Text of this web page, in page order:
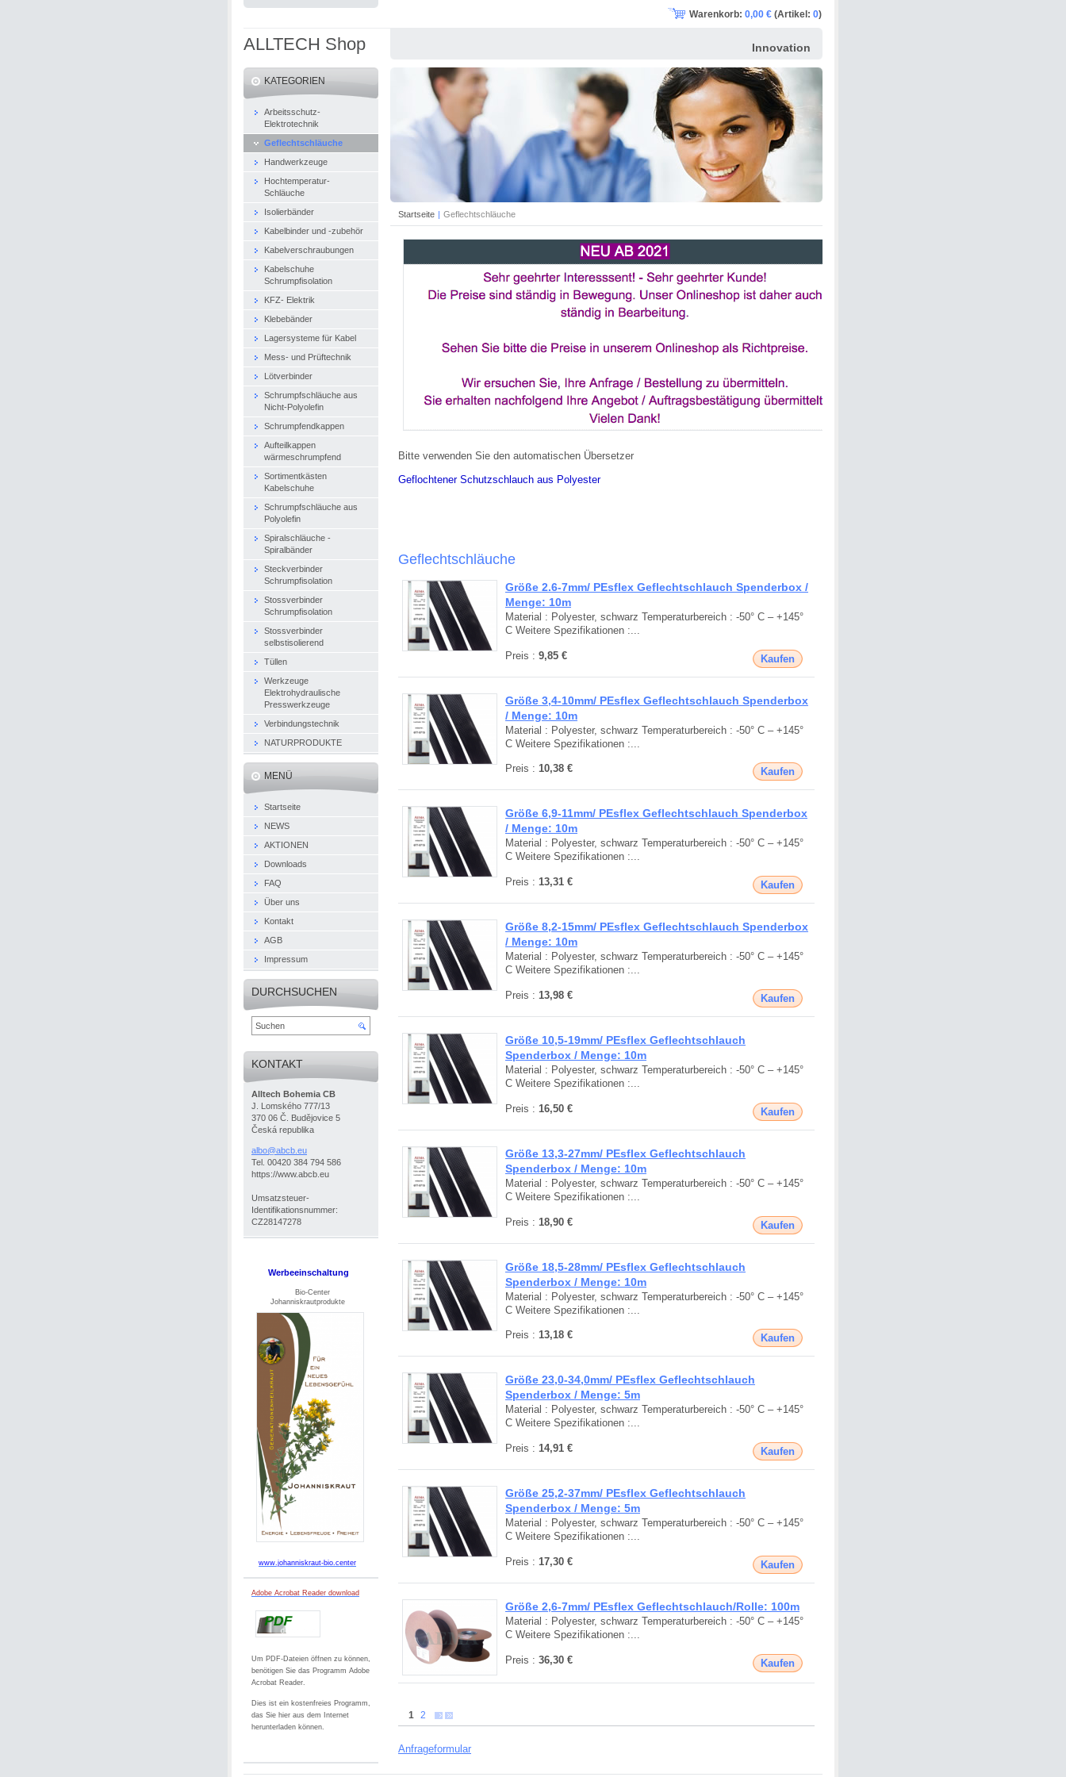
ALLTECH Shop Innovation
Startseite | Geflechtschläuche
Bitte verwenden Sie den automatischen Übersetzer
Geflochtener Schutzschlauch aus Polyester
Geflechtschläuche
Größe 2.6-7mm/ PEsflex Geflechtschlauch Spenderbox /
Menge: 10m
Material : Polyester, schwarz Temperaturbereich : -50° C – +145°
C Weitere Spezifikationen :...
Kaufen
Preis : 9,85 €
Größe 3,4-10mm/ PEsflex Geflechtschlauch Spenderbox
/ Menge: 10m
Material : Polyester, schwarz Temperaturbereich : -50° C – +145°
C Weitere Spezifikationen :...
Kaufen
Preis : 10,38 €
Größe 6,9-11mm/ PEsflex Geflechtschlauch Spenderbox
/ Menge: 10m
Material : Polyester, schwarz Temperaturbereich : -50° C – +145°
C Weitere Spezifikationen :...
Kaufen
Preis : 13,31 €
Größe 8,2-15mm/ PEsflex Geflechtschlauch Spenderbox
/ Menge: 10m
Material : Polyester, schwarz Temperaturbereich : -50° C – +145°
C Weitere Spezifikationen :...
Kaufen
Preis : 13,98 €
Größe 10,5-19mm/ PEsflex Geflechtschlauch
Spenderbox / Menge: 10m
Material : Polyester, schwarz Temperaturbereich : -50° C – +145°
C Weitere Spezifikationen :...
Kaufen
Preis : 16,50 €
Größe 13,3-27mm/ PEsflex Geflechtschlauch
Spenderbox / Menge: 10m
Material : Polyester, schwarz Temperaturbereich : -50° C – +145°
C Weitere Spezifikationen :...
Kaufen
Preis : 18,90 €
Größe 18,5-28mm/ PEsflex Geflechtschlauch
Spenderbox / Menge: 10m
Material : Polyester, schwarz Temperaturbereich : -50° C – +145°
C Weitere Spezifikationen :...
Kaufen
Preis : 13,18 €
Größe 23,0-34,0mm/ PEsflex Geflechtschlauch
Spenderbox / Menge: 5m
Material : Polyester, schwarz Temperaturbereich : -50° C – +145°
C Weitere Spezifikationen :...
Kaufen
Preis : 14,91 €
Größe 25,2-37mm/ PEsflex Geflechtschlauch
Spenderbox / Menge: 5m
Material : Polyester, schwarz Temperaturbereich : -50° C – +145°
C Weitere Spezifikationen :...
Kaufen
Preis : 17,30 €
Größe 2,6-7mm/ PEsflex Geflechtschlauch/Rolle: 100m
Material : Polyester, schwarz Temperaturbereich : -50° C – +145°
C Weitere Spezifikationen :...
Kaufen
Preis : 36,30 €
1 2
Anfrageformular
KATEGORIEN
Arbeitsschutz-
Elektrotechnik
Geflechtschläuche
Handwerkzeuge
Hochtemperatur-
Schläuche
Isolierbänder
Kabelbinder und -zubehör
Kabelverschraubungen
Kabelschuhe
Schrumpfisolation
KFZ- Elektrik
Klebebänder
Lagersysteme für Kabel
Mess- und Prüftechnik
Lötverbinder
Schrumpfschläuche aus
Nicht-Polyolefin
Schrumpfendkappen
Aufteilkappen
wärmeschrumpfend
Sortimentkästen
Kabelschuhe
Schrumpfschläuche aus
Polyolefin
Spiralschläuche -
Spiralbänder
Steckverbinder
Schrumpfisolation
Stossverbinder
Schrumpfisolation
Stossverbinder
selbstisolierend
Tüllen
Werkzeuge
Elektrohydraulische
Presswerkzeuge
Verbindungstechnik
NATURPRODUKTE
MENÜ
Startseite
NEWS
AKTIONEN
Downloads
FAQ
Über uns
Kontakt
AGB
Impressum
DURCHSUCHEN
KONTAKT
Alltech Bohemia CB
J. Lomského 777/13
370 06 Č. Budějovice 5
Česká republika
albo@abcb.eu
Tel. 00420 384 794 586
https://www.abcb.eu
Umsatzsteuer-
Identifikationsnummer:
CZ28147278
Werbeeinschaltung
Bio-Center
Johanniskrautprodukte
www.johanniskraut-bio.center
Adobe Acrobat Reader download
Um PDF-Dateien öffnen zu können,
benötigen Sie das Programm Adobe
Acrobat Reader.
Dies ist ein kostenfreies Programm,
das Sie hier aus dem Internet
herunterladen können.
Warenkorb: 0,00 € (Artikel: 0)